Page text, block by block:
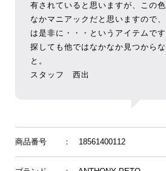
有されていると思いますが、この
なかマニアックだと思いますので
は是非に・・・というアイテムです
探しても他ではなかなか見つから
と。
スタッフ 西出
商品番号 ： 18561400112